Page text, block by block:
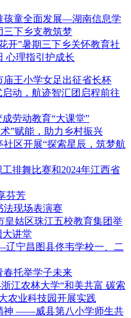
孩童全面发展—湖南信息学
三下乡支教筑梦
开”暑期三下乡关怀教育社
心理指引护成长
王小学女足出征省长杯
动，航迹智汇团启程前往
劳动教育“大课堂”
”赋能，助力乡村振兴
区开展“探索星辰，筑梦航
排舞比赛和2024年江西省
芬芳
法现场表演赛
姑区珠江五校教育集团举
大讲堂
宁昌图县佟韦学校一、二
春托举学子未来
江农林大学“和美共富 碳索
农业科技园开展实践
神 ——威县第八小学师生共